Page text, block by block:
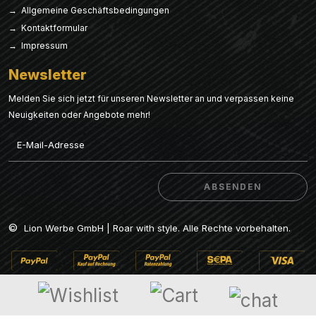
→ Allgemeine Geschäftsbedingungen
→ Kontaktformular
→ Impressum
Newsletter
Melden Sie sich jetzt für unseren Newsletter an und verpassen keine
Neuigkeiten oder Angebote mehr!
ABSENDEN
ABSENDEN
© Lion Werbe GmbH | Roar with style. Alle Rechte vorbehalten.